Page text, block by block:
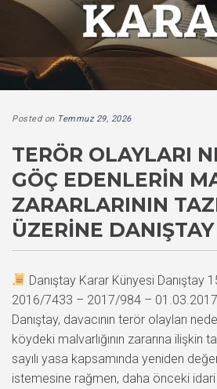
Posted on Temmuz 29, 2026
TERÖR OLAYLARI
GÖÇ EDENLERIN
ZARARLARININ
ÜZERINE
Danıştay Karar Künyesi Danıştay
2016/7433 – 2017/984 – 01.03.2017
Danıştay, davacının terör olayları
köydeki malvarlığının zararına ilişkin
sayılı yasa kapsamında yeniden
istemesine rağmen, daha önceki idari